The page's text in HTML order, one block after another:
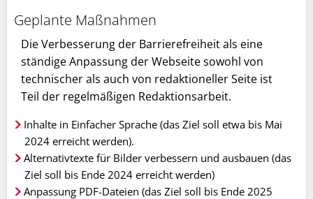
Geplante Maßnahmen
Die Verbesserung der Barrierefreiheit als eine
ständige Anpassung der Webseite sowohl von
technischer als auch von redaktioneller Seite ist
Teil der regelmäßigen Redaktionsarbeit.
Inhalte in Einfacher Sprache (das Ziel soll etwa bis Mai
2024 erreicht werden).
Alternativtexte für Bilder verbessern und ausbauen (das
Ziel soll bis Ende 2024 erreicht werden)
Anpassung PDF-Dateien (das Ziel soll bis Ende 2025